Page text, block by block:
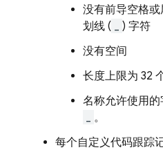
没有前导空格
划线 (
) 字符
没有空间
长度上限为 32
名称允许使用
。
每个自定义代码跟踪